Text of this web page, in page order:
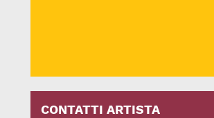
CONTATTI ARTISTA